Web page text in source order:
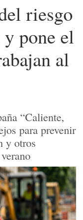
riesgo
pone el
al
“Caliente,
para prevenir
y otros